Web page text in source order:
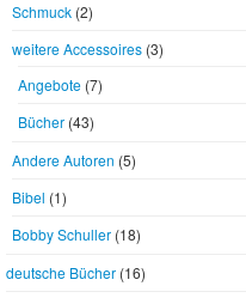
Schmuck (2)
weitere Accessoires (3)
Angebote (7)
Bücher (43)
Andere Autoren (5)
Bibel (1)
Bobby Schuller (18)
deutsche Bücher (16)